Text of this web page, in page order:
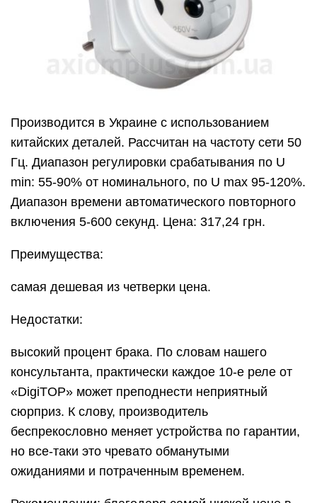
Производится в Украине с использованием
китайских деталей. Рассчитан на частоту сети 50
Гц. Диапазон регулировки срабатывания по U
min: 55-90% от номинального, по U max 95-120%.
Диапазон времени автоматического повторного
включения 5-600 секунд. Цена: 317,24 грн.
Преимущества:
самая дешевая из четверки цена.
Недостатки:
высокий процент брака. По словам нашего
консультанта, практически каждое 10-е реле от
«DigiTOP» может преподнести неприятный
сюрприз. К слову, производитель
беспрекословно меняет устройства по гарантии,
но все-таки это чревато обманутыми
ожиданиями и потраченным временем.